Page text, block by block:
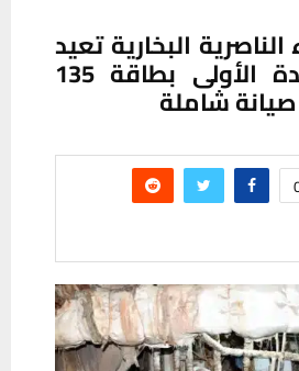
البخارية تعيد
تشغيل الوحدة الأولى بطاقة 135
شاملة